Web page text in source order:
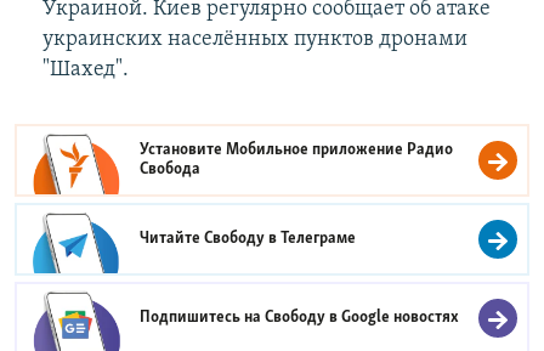
Украиной. Киев регулярно сообщает об атаке
украинских населённых пунктов дронами
"Шахед".
Установите Мобильное приложение Радио
Свобода
Читайте Свободу вТелеграме
Подпишитесь на Свободу вGoogle новостях